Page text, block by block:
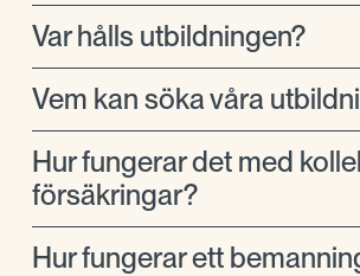
Var hålls utbildningen?
Vem kan söka våra
Hur fungerar det med
försäkringar?
Hur fungerar ett